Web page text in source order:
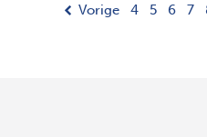
Vorige 4 5 6 7